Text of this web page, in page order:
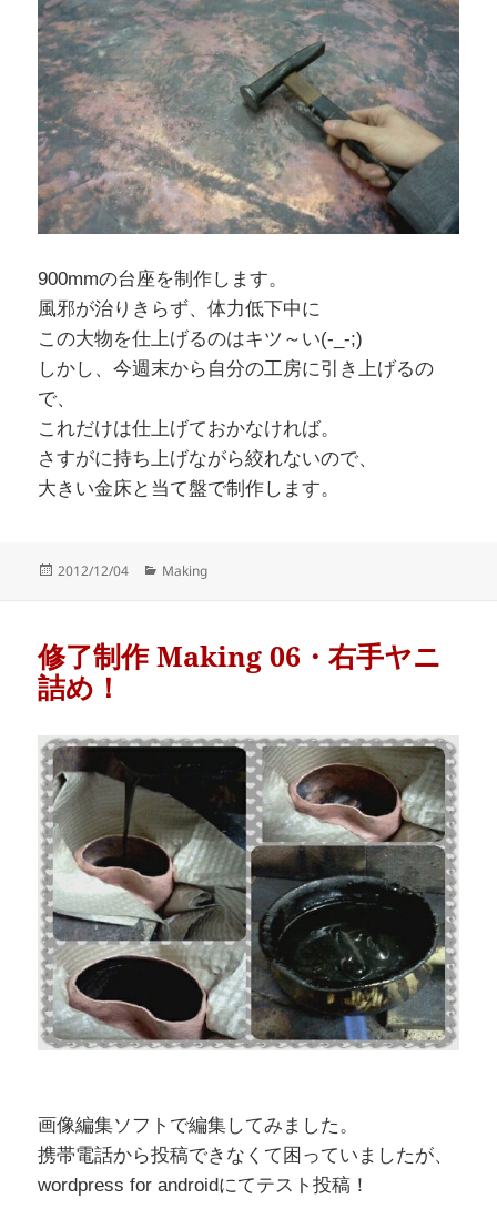
900mmの台座を制作します。
風邪が治りきらず、体力低下中に
この大物を仕上げるのはキツ～い(-_-;)
しかし、今週末から自分の工房に引き上げるの
で、
これだけは仕上げておかなければ。
さすがに持ち上げながら絞れないので、
大きい金床と当て盤で制作します。
Posted
2012/12/04 Categories
Making
修了制作 Making 06・右手ヤニ
詰め！
画像編集ソフトで編集してみました。
携帯電話から投稿できなくて困っていましたが、
wordpress for androidにてテスト投稿！